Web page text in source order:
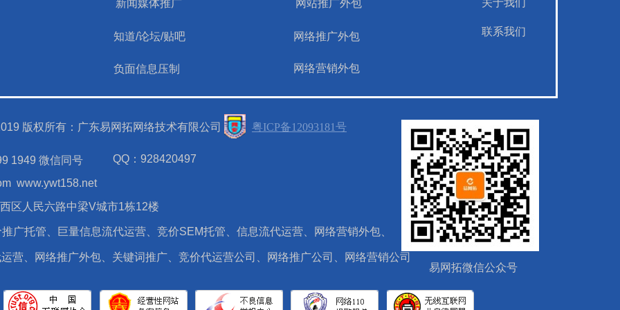
粤ICP备12093181号
版权所有：广东易网拓网络技术有限公司
1949 微信同号
新闻媒体推广
知道/论坛/贴吧
负面信息压制
网站推广外包
网络推广外包
网络营销外包
关于我们
www.ywt158.net
区人民六路中梁V城市1栋12楼
QQ：928420497
易网拓微信公众号
广托管、巨量信息流代运营、竞价SEM托管、信息流代运营、网络营销外包、
营、网络推广外包、关键词推广、竞价代运营公司、网络推广公司、网络营销公司
联系我们